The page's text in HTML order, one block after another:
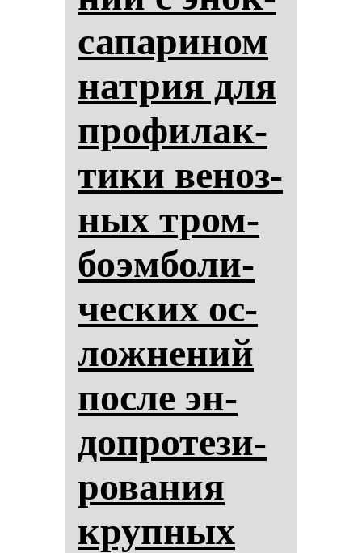
са­па­ри­ном
нат­рия для
про­фи­лак­
ти­ки ве­ноз­
ных тром­
бо­эм­бо­ли­
чес­ких ос­
лож­не­ний
пос­ле эн­
доп­ро­те­зи­
ро­ва­ния
круп­ных